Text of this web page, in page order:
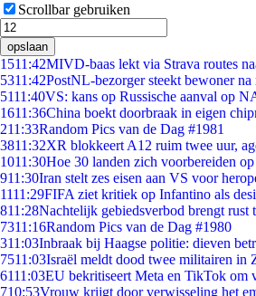
Scrollbar gebruiken
opslaan
1511:42MIVD-baas lekt via Strava routes
5311:42PostNL-bezorger steekt bewoner
5111:40VS: kans op Russische aanval op
1611:36China boekt doorbraak in eigen
211:33Random Pics van de Dag #1981
3811:32XR blokkeert A12 ruim twee uur,
1011:30Hoe 30 landen zich voorbereiden
911:30Iran stelt zes eisen aan VS voor
1111:29FIFA ziet kritiek op Infantino als
811:28Nachtelijk gebiedsverbod brengt rust
7311:16Random Pics van de Dag #1980
311:03Inbraak bij Haagse politie: dieven
7511:03Israël meldt dood twee militairen in
6111:03EU bekritiseert Meta en TikTok om
710:53Vrouw krijgt door verwisseling het